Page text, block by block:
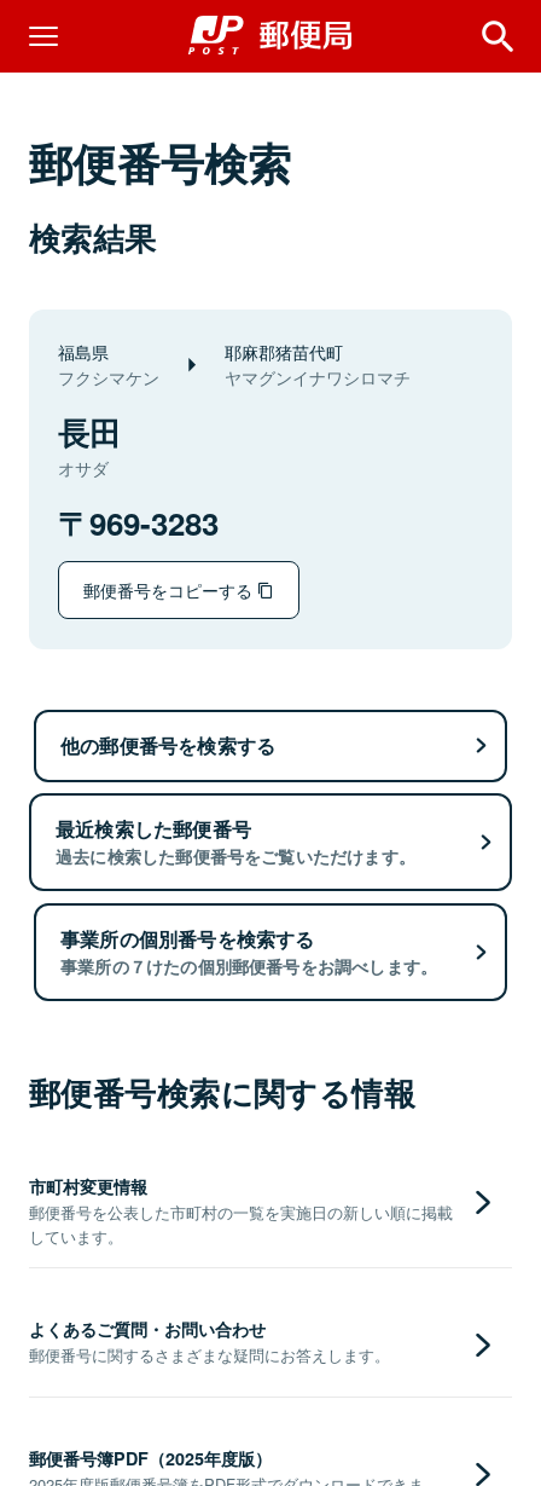
郵便番号検索
検索結果
福島県
フクシマケン
耶麻郡猪苗代町
ヤマグンイナワシロマチ
長田
オサダ
969-3283
郵便番号をコピーする
他の郵便番号を検索する
最近検索した郵便番号
過去に検索した郵便番号をご覧いただけます。
事業所の個別番号を検索する
事業所の７けたの個別郵便番号をお調べします。
郵便番号検索に関する情報
市町村変更情報
郵便番号を公表した市町村の一覧を実施日の新しい順に掲載
しています。
よくあるご質問・お問い合わせ
郵便番号に関するさまざまな疑問にお答えします。
郵便番号簿PDF（2025年度版）